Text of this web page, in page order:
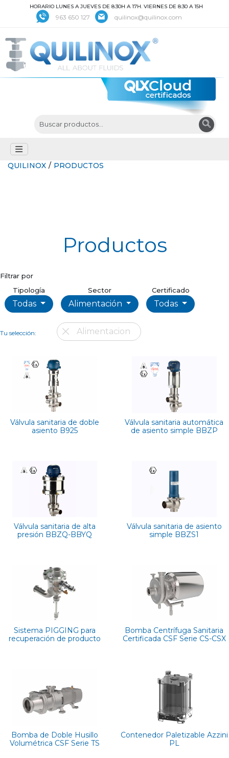
HORARIO LUNES A JUEVES DE 8:30H A 17H. VIERNES DE 8:30 A 15H
963 650 127 quilinox@quilinox.com
QUILINOX / PRODUCTOS
Productos
Filtrar por
Tipología
Todas
Sector
Alimentación
Certificado
Todas
Tu selección: Alimentacion
Válvula sanitaria de doble
asiento B925
Válvula sanitaria automática
de asiento simple BBZP
Válvula sanitaria de alta
presión BBZQ-BBYQ
Válvula sanitaria de asiento
simple BBZS1
Sistema PIGGING para
recuperación de producto
Bomba Centrífuga Sanitaria
Certificada CSF Serie CS-CSX
Bomba de Doble Husillo
Volumétrica CSF Serie TS
Contenedor Paletizable Azzini
PL